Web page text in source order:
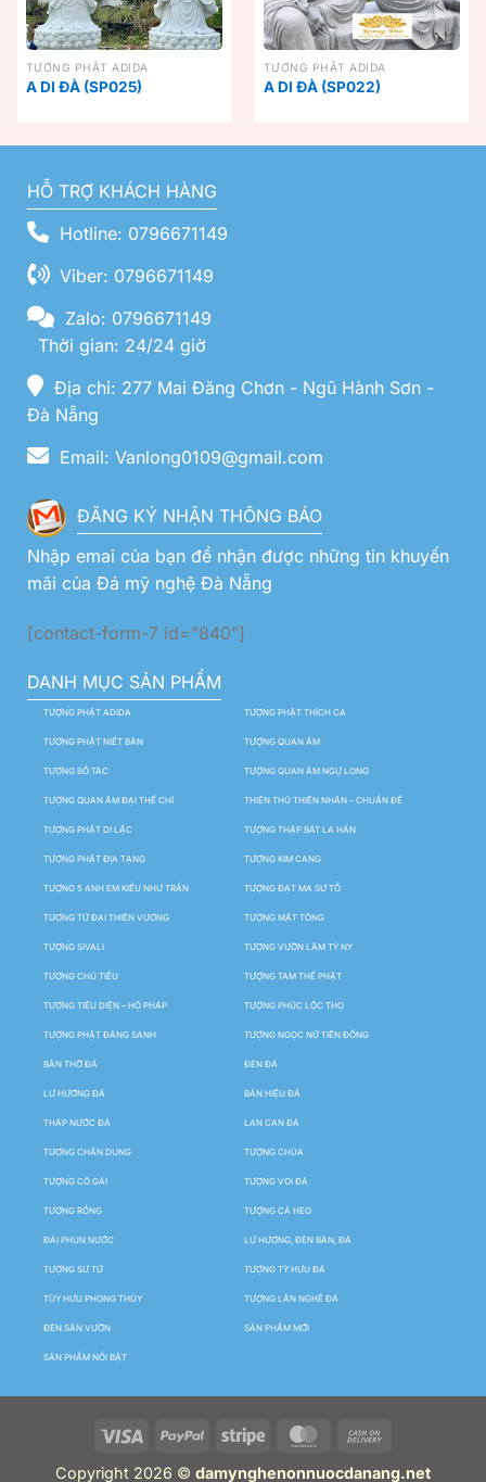
TƯỢNG PHẬT ADIDA
A DI ĐÀ (SP025)
TƯỢNG PHẬT ADIDA
A DI ĐÀ (SP022)
HỖ TRỢ KHÁCH HÀNG
Hotline: 0796671149
Viber: 0796671149
Zalo: 0796671149
Thời gian: 24/24 giờ
Địa chỉ: 277 Mai Đăng Chơn - Ngũ Hành Sơn -
Đà Nẵng
Email: Vanlong0109@gmail.com
ĐĂNG KÝ NHẬN THÔNG BÁO
Nhập emai của bạn để nhận được những tin khuyến
mãi của Đá mỹ nghệ Đà Nẵng
[contact-form-7 id="840"]
DANH MỤC SẢN PHẨM
TƯỢNG PHẬT ADIDA TƯỢNG PHẬT THÍCH CA
TƯỢNG PHẬT NIẾT BÀN TƯỢNG QUAN ÂM
TƯỢNG BỒ TÁC TƯỢNG QUAN ÂM NGỰ LONG
TƯỢNG QUAN ÂM ĐẠI THẾ CHÍ THIÊN THỦ THIÊN NHÃN – CHUẨN ĐỀ
TƯỢNG PHẬT DI LẶC TƯỢNG THẬP BÁT LA HÁN
TƯỢNG PHẬT ĐỊA TẠNG TƯỢNG KIM CANG
TƯỢNG 5 ANH EM KIỀU NHƯ TRẦN TƯỢNG ĐẠT MA SƯ TỔ
TƯỢNG TỨ ĐẠI THIÊN VƯƠNG TƯỢNG MẬT TÔNG
TƯỢNG SIVALI TƯỢNG VƯỜN LÂM TỲ NY
TƯỢNG CHÚ TIỂU TƯỢNG TAM THẾ PHẬT
TƯỢNG TIÊU DIỆN – HỘ PHÁP TƯỢNG PHÚC LỘC THỌ
TƯỢNG PHẬT ĐẢNG SANH TƯỢNG NGỌC NỮ TIÊN ĐỒNG
BÀN THỜ ĐÁ ĐÈN ĐÁ
LƯ HƯƠNG ĐÁ BẢN HIỆU ĐÁ
THÁP NƯỚC ĐÁ LAN CAN ĐÁ
TƯỢNG CHÂN DUNG TƯỢNG CHÚA
TƯỢNG CÔ GÁI TƯỢNG VOI ĐÁ
TƯỢNG RỒNG TƯỢNG CÁ HEO
ĐÀI PHUN NƯỚC LƯ HƯƠNG, ĐÈN BÀN, ĐÁ
TƯỢNG SƯ TỬ TƯỢNG TỲ HƯU ĐÁ
TÙY HƯU PHONG THỦY TƯỢNG LÂN NGHÊ ĐÁ
ĐÈN SÂN VƯỜN SẢN PHẨM MỚI
SẢN PHẨM NỔI BẬT
Copyright 2026 © damynghenonnuocdanang.net